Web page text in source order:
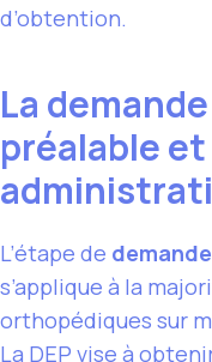
d’obtention.
La
préalable
L’étape de
s’applique à la
orthopédiques sur
La DEP vise à